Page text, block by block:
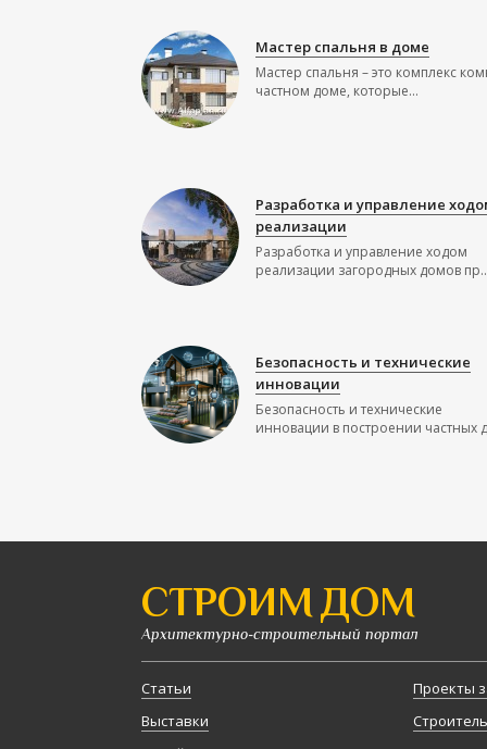
Мастер спальня в доме
Мастер спальня – это комплекс
частном доме, которые...
Разработка и управление
реализации
Разработка и управление ходом
реализации загородных домов
Безопасность и технические
инновации
Безопасность и технические
инновации в построении частных
СТРОИМ ДОМ
Архитектурно-строительный портал
Статьи
Выставки
Проекты